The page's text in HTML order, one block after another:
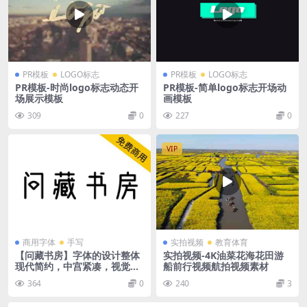
PR模板 LOGO标志
PR模板-时尚logo标志动态开
场展示模板
309 0
PR模板 LOGO标志
PR模板-简单logo标志开场动
画模板
227 0
商用字体 手写
【问藏书房】字体的设计整体
现代简约，中宫紧凑，视觉阅
364 0
VIP
实拍视频 教育体育
实拍视频-4K油菜花海花田游
船前行视频航拍视频素材
240 3